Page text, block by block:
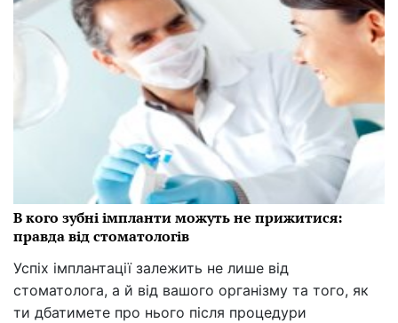
В кого зубні імпланти можуть не прижитися:
правда від стоматологів
Успіх імплантації залежить не лише від
стоматолога, а й від вашого організму та того, як
ти дбатимете про нього після процедури